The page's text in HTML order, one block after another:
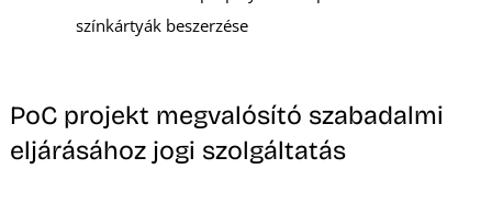
színkártyák beszerzése
PoC projekt megvalósító szabadalmi
eljárásához jogi szolgáltatás